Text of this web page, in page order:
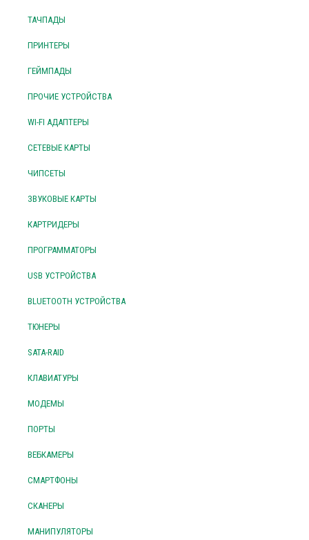
ТАЧПАДЫ
ПРИНТЕРЫ
ГЕЙМПАДЫ
ПРОЧИЕ УСТРОЙСТВА
WI-FI АДАПТЕРЫ
СЕТЕВЫЕ КАРТЫ
ЧИПСЕТЫ
ЗВУКОВЫЕ КАРТЫ
КАРТРИДЕРЫ
ПРОГРАММАТОРЫ
USB УСТРОЙСТВА
BLUETOOTH УСТРОЙСТВА
ТЮНЕРЫ
SATA-RAID
КЛАВИАТУРЫ
МОДЕМЫ
ПОРТЫ
ВЕБКАМЕРЫ
СМАРТФОНЫ
СКАНЕРЫ
МАНИПУЛЯТОРЫ